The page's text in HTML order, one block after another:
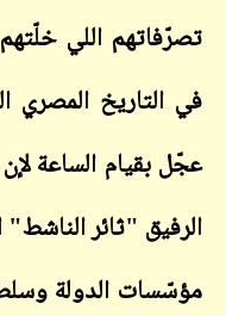
تصرّفاتهم اللي
في التاريخ المصري
عجّل بقيام الساعة
الرفيق "ثائر الناشط"
مؤسّسات الدولة